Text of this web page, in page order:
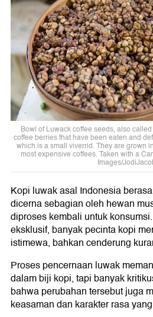
Bowl of Luwack coffee seeds, also
coffee berries that have been eaten and
which is a small viverrid. They are grown
most expensive coffees. Taken with a
Images/
Kopi luwak asal Indonesia
dicerna sebagian oleh hewan
diproses kembali untuk
eksklusif, banyak pecinta kopi
istimewa, bahkan cenderung
Proses pencernaan luwak
dalam biji kopi, tapi banyak
bahwa perubahan tersebut juga
keasaman dan karakter rasa